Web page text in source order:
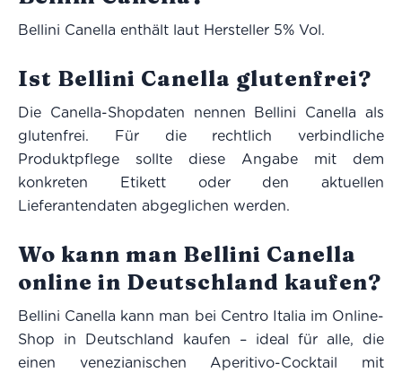
Bellini Canella enthält laut Hersteller 5% Vol.
Ist Bellini Canella glutenfrei?
Die Canella-Shopdaten nennen Bellini Canella als
glutenfrei. Für die rechtlich verbindliche
Produktpflege sollte diese Angabe mit dem
konkreten Etikett oder den aktuellen
Lieferantendaten abgeglichen werden.
Wo kann man Bellini Canella
online in Deutschland kaufen?
Bellini Canella kann man bei Centro Italia im Online-
Shop in Deutschland kaufen – ideal für alle, die
einen venezianischen Aperitivo-Cocktail mit